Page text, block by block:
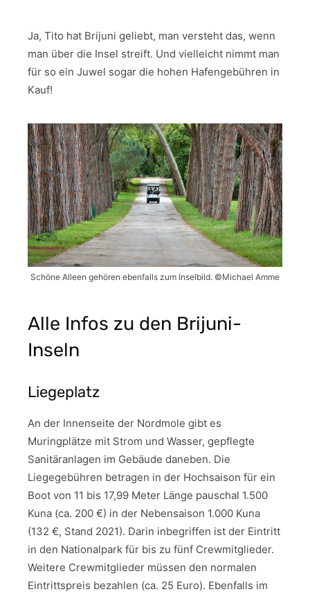
Ja, Tito hat Brijuni geliebt, man versteht das, wenn
man über die Insel streift. Und vielleicht nimmt man
für so ein Juwel sogar die hohen Hafengebühren in
Kauf!
Schöne Alleen gehören ebenfalls zum Inselbild. ©Michael Amme
Alle Infos zu den Brijuni-
Inseln
Liegeplatz
An der Innenseite der Nordmole gibt es
Muringplätze mit Strom und Wasser, gepflegte
Sanitäranlagen im Gebäude daneben. Die
Liegegebühren betragen in der Hochsaison für ein
Boot von 11 bis 17,99 Meter Länge pauschal 1.500
Kuna (ca. 200 €) in der Nebensaison 1.000 Kuna
(132 €, Stand 2021). Darin inbegriffen ist der Eintritt
in den Nationalpark für bis zu fünf Crewmitglieder.
Weitere Crewmitglieder müssen den normalen
Eintrittspreis bezahlen (ca. 25 Euro). Ebenfalls im